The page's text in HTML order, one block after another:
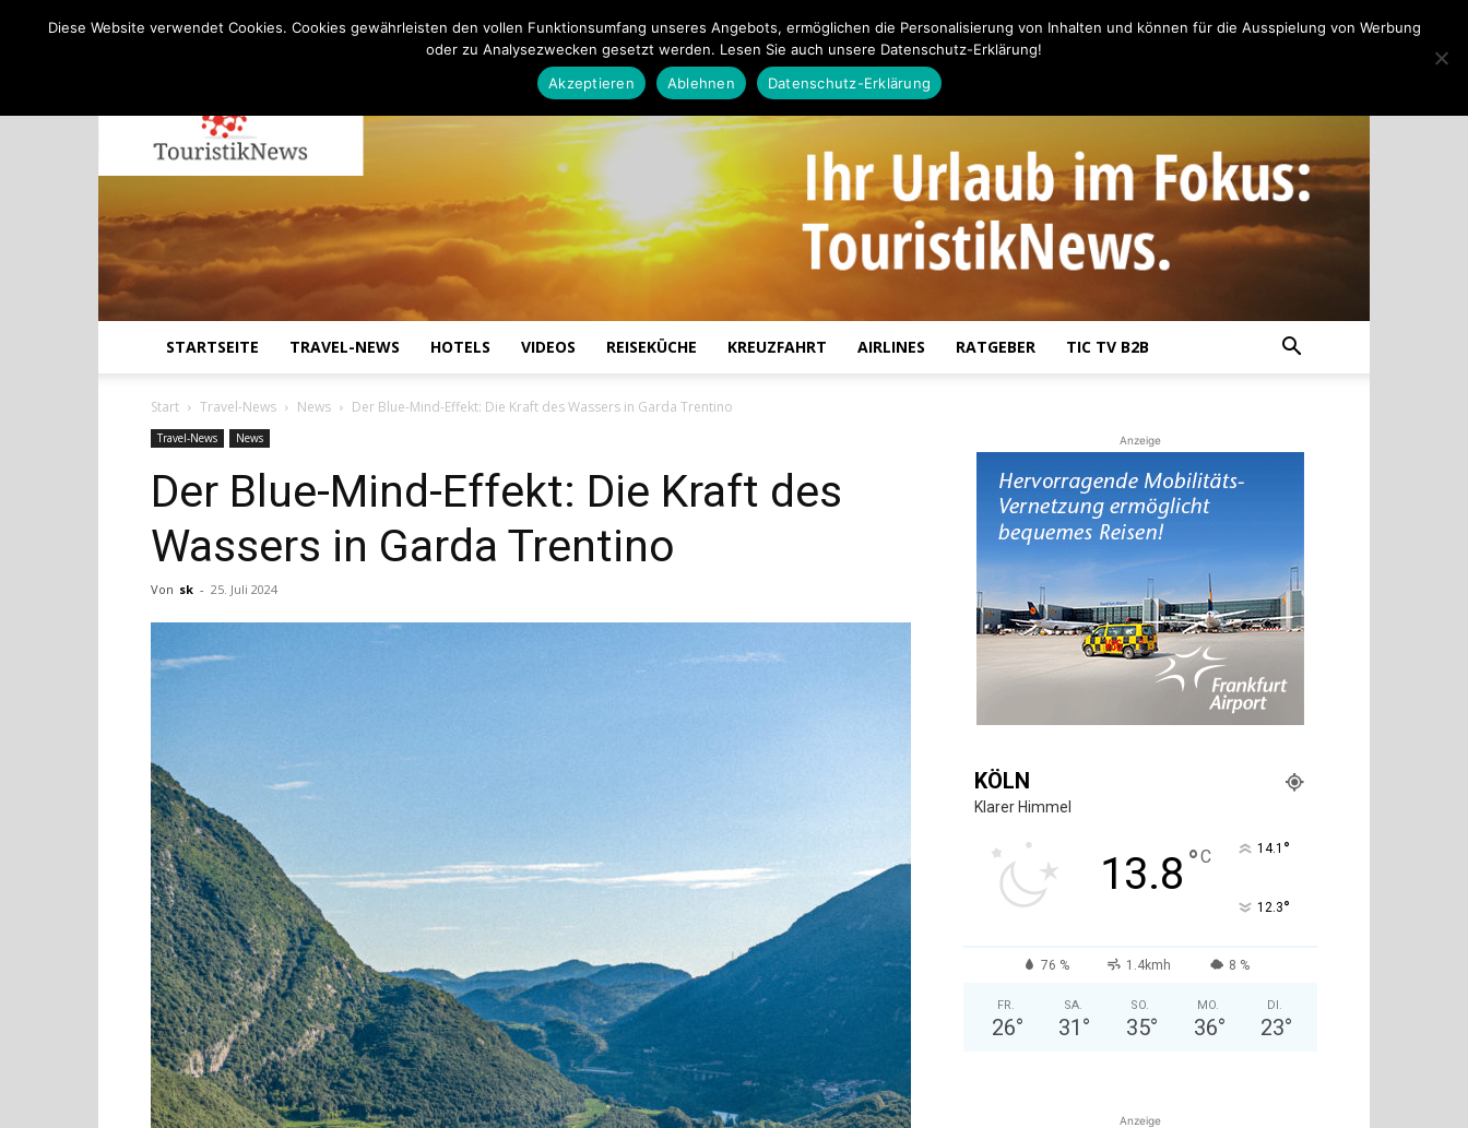
Reiseempfehlungen.
STARTSEITE TRAVEL-NEWS HOTELS VIDEOS REISEKÜCHE KREUZFAHRT AIRLINES RATGEBER TIC TV B2B
Start Travel-News News Der Blue-Mind-Effekt: Die Kraft des Wassers in Garda Trentino
Travel-News News
Der Blue-Mind-Effekt: Die Kraft des
Wassers in Garda Trentino
Von sk - 25. Juli 2024
Anzeige
KÖLN
Klarer Himmel
13.8 °C 14.1 °
12.3°
76 % 1.4kmh 8 %
FR.
26°
SA.
31 °
SO.
35°
MO.
36°
DI.
23°
Anzeige
Diese Website verwendet Cookies. Cookies gewährleisten den vollen Funktionsumfang unseres Angebots, ermöglichen die Personalisierung von Inhalten und können für die Ausspielung von Werbung
oder zu Analysezwecken gesetzt werden. Lesen Sie auch unsere Datenschutz-Erklärung!
Akzeptieren
Ablehnen Datenschutz-Erklärung